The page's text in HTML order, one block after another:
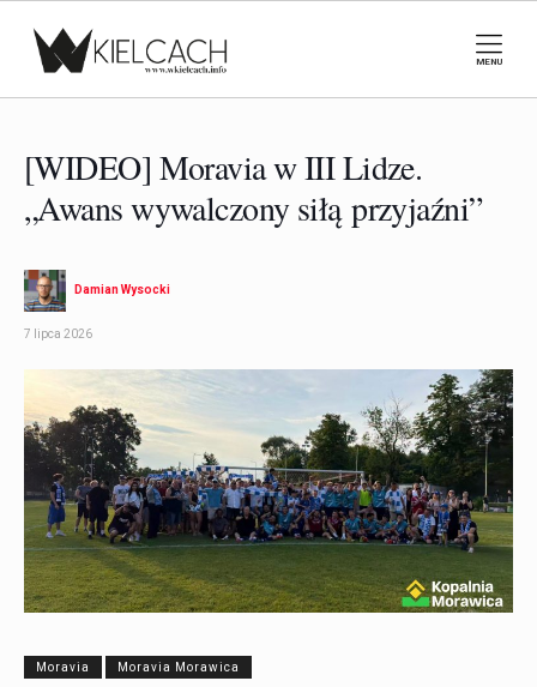
MENU
[WIDEO] Moravia w III Lidze.
„Awans wywalczony siłą przyjaźni”
Damian Wysocki
7 lipca 2026
Moravia Moravia Morawica